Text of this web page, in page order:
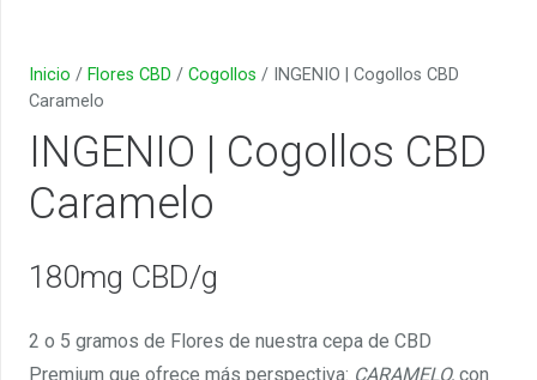
Inicio / Flores CBD / Cogollos / INGENIO | Cogollos CBD
Caramelo
INGENIO | Cogollos CBD
Caramelo
180mg CBD/g
2 o 5 gramos de Flores de nuestra cepa de CBD
Premium que ofrece más perspectiva: CARAMELO, con